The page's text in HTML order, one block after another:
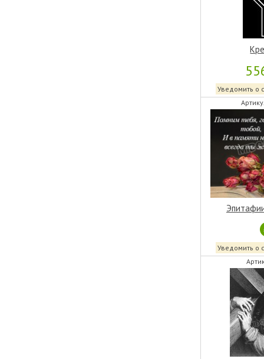
Уведомить о
Уведомить о